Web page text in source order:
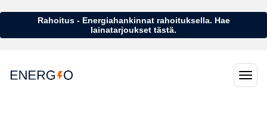
Rahoitus - Energiahankinnat rahoituksella. Hae
lainatarjoukset tästä.